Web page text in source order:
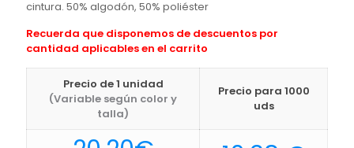
cintura. 50% algodón, 50% poliéster
Recuerda que disponemos de descuentos por
cantidad aplicables en el carrito
Precio de 1 unidad
(Variable según color y
talla)
Precio para 1000
uds